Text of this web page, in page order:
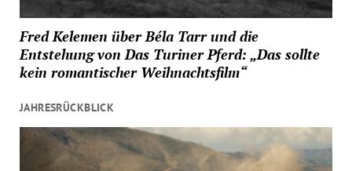
Fred Kelemen über Béla Tarr und die
Entstehung von Das Turiner Pferd: „Das sollte
kein romantischer Weihnachtsfilm“
JAHRESRÜCKBLICK